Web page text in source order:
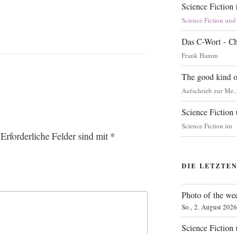
Erforderliche Felder sind mit*
Science
Science Fiction und
Das C-Wort -
Frank Hamm
The good kind
Aufschrieb zur
Science
Science Fiction im
DIE
Photo of the
So., 2. August 2026
Science Fiction